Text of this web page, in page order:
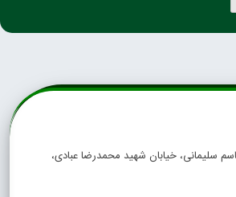
سلیمانی، خیابان شهید محمدرضا عبادی،